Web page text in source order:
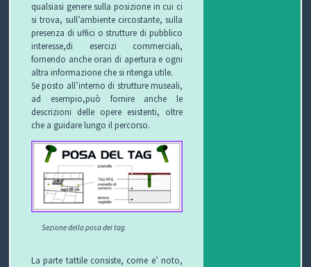
qualsiasi genere sulla posizione in cui ci
si trova, sull’ambiente circostante, sulla
presenza di uffici o strutture di pubblico
interesse,di esercizi commerciali,
fornendo anche orari di apertura e ogni
altra informazione che si ritenga utile.
Se posto all’interno di strutture museali,
ad esempio,può fornire anche le
descrizioni delle opere esistenti, oltre
che a guidare lungo il percorso.
Sezione della posa dei tag
La parte tattile consiste, come e’ noto,